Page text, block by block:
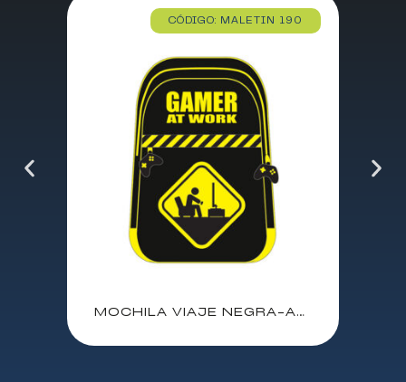
CÓDIGO: MALETIN 190
MOCHILA VIAJE NEGRA-AMARILLA PYR LICENCIA GAMING GAMER AT WORK